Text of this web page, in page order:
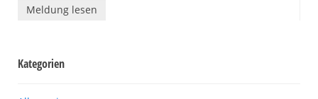
Meldung lesen
Kategorien